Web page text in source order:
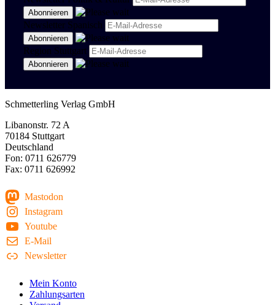
Newsletter Spanisch
Region Stuttgart
Schmetterling Verlag GmbH
Libanonstr. 72 A
70184 Stuttgart
Deutschland
Fon: 0711 626779
Fax: 0711 626992
Mastodon
Instagram
Youtube
E-Mail
Newsletter
Mein Konto
Zahlungsarten